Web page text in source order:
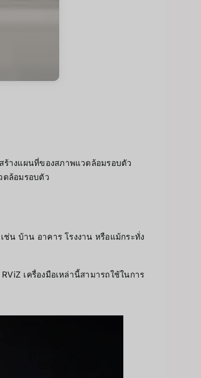
ร้างแผนที่ของสภาพแวดล้อมรอบตัว
ดล้อมรอบตัว
ช่น บ้าน อาคาร โรงงาน หรือแม้กระทั่ง
เครื่องมือเหล่านี้สามารถใช้ในการ